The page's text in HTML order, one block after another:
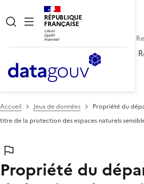
RÉPUBLIQUE
FRANÇAISE
Accueil Jeux de données
Propriété du
titre de la protection des espaces naturels
Propriété du